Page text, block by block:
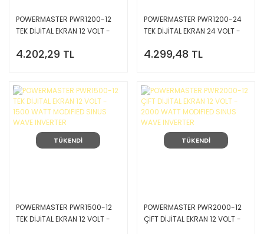
POWERMASTER PWR1200-12
TEK DİJİTAL EKRAN 12 VOLT -
WAVE INVERTER
4.202,29 TL
POWERMASTER PWR1200-24
TEK DİJİTAL EKRAN 24 VOLT -
WAVE INVERTER
4.299,48 TL
TÜKENDİ
POWERMASTER PWR1500-12
TEK DİJİTAL EKRAN 12 VOLT -
TÜKENDİ
POWERMASTER PWR2000-12
ÇİFT DİJİTAL EKRAN 12 VOLT -